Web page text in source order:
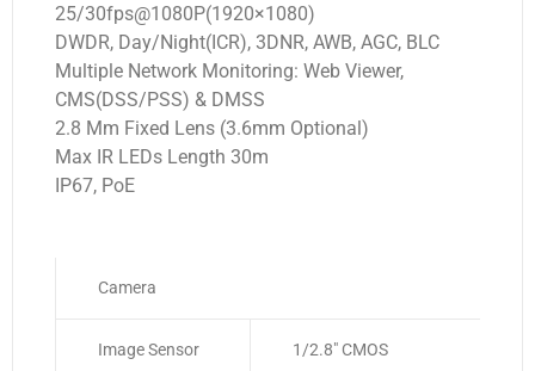
25/30fps@1080P(1920×1080)
DWDR, Day/Night(ICR), 3DNR, AWB, AGC, BLC
Multiple Network Monitoring: Web Viewer,
CMS(DSS/PSS) & DMSS
2.8 Mm Fixed Lens (3.6mm Optional)
Max IR LEDs Length 30m
IP67, PoE
Camera
Image Sensor 1/2.8″ CMOS